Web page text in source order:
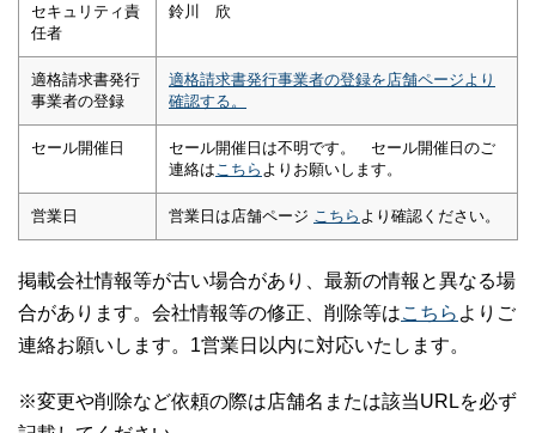
セキュリティ責
任者
鈴川 欣
適格請求書発行
事業者の登録
適格請求書発行事業者の登録を店舗ページより
確認する。
セール開催日
セール開催日は不明です。 セール開催日のご
連絡は こちら よりお願いします。
営業日 営業日は店舗ページ こちら より確認ください。
掲載会社情報等が古い場合があり、最新の情報と異なる場
合があります。会社情報等の修正、削除等はこちら よりご
連絡お願いします。1営業日以内に対応いたします。
※変更や削除など依頼の際は店舗名または該当URLを必ず